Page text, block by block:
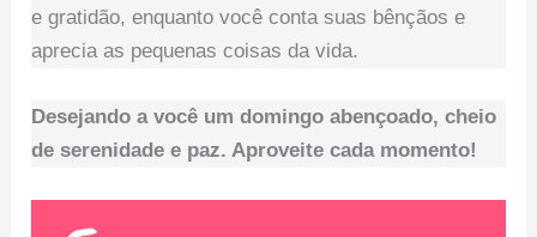
e gratidão, enquanto você conta suas bênçãos e
aprecia as pequenas coisas da vida.
Desejando a você um domingo abençoado, cheio
de serenidade e paz. Aproveite cada momento!